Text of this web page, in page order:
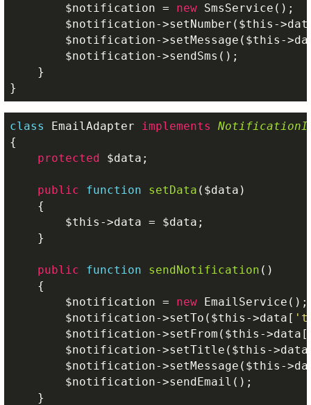
$notification = new SmsService();
$notification->setNumber( $this -
$notification->setMessage( $this -
$notification->sendSms();
    }
}
class EmailAdapter implements
{
protected
$data ;
public function setData ( $data )
{
$this ->data = $data ;
    }
public function sendNotification ()
{
$notification = new EmailService();
$notification->setTo( $this ->data[
$notification->setFrom( $this ->data[
$notification->setTitle( $this -
$notification->setMessage( $this -
$notification->sendEmail();
    }